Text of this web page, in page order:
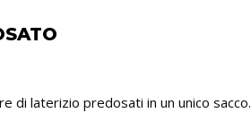
di laterizio predosati in un unico sacco.